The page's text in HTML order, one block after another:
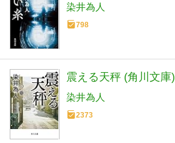
染井為人
798
震える天秤 (角川文庫)
染井為人
2373